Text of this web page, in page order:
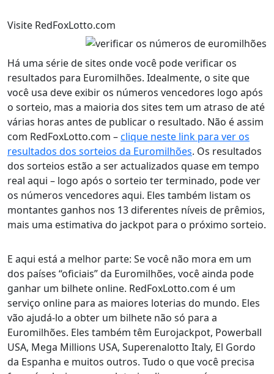
Visite RedFoxLotto.com
Há uma série de sites onde você pode verificar os
resultados para Euromilhões. Idealmente, o site que
você usa deve exibir os números vencedores logo após
o sorteio, mas a maioria dos sites tem um atraso de até
várias horas antes de publicar o resultado. Não é assim
com RedFoxLotto.com –clique neste link para ver os
resultados dos sorteios da Euromilhões. Os resultados
dos sorteios estão a ser actualizados quase em tempo
real aqui – logo após o sorteio ter terminado, pode ver
os números vencedores aqui. Eles também listam os
montantes ganhos nos 13 diferentes níveis de prêmios,
mais uma estimativa do jackpot para o próximo sorteio.
E aqui está a melhor parte: Se você não mora em um
dos países “oficiais” da Euromilhões, você ainda pode
ganhar um bilhete online. RedFoxLotto.com é um
serviço online para as maiores loterias do mundo. Eles
vão ajudá-lo a obter um bilhete não só para a
Euromilhões. Eles também têm Eurojackpot, Powerball
USA, Mega Millions USA, Superenalotto Italy, El Gordo
da Espanha e muitos outros. Tudo o que você precisa